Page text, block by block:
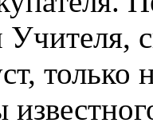
только